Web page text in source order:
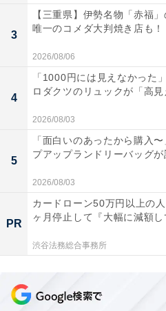
3
【三重県】伊勢名物「赤福
唯一のコメダ大判焼き店も！
2026/08/06
4
「1000円には見えなかった
ロダクツのリュックが「高見
2026/08/03
5
「面白いのあったから購入
プアップランドリーバッグが
2026/08/03
PR
カードローン50万円以上の
ヶ月停止して『大幅に減額し
渋谷法務総合事務所